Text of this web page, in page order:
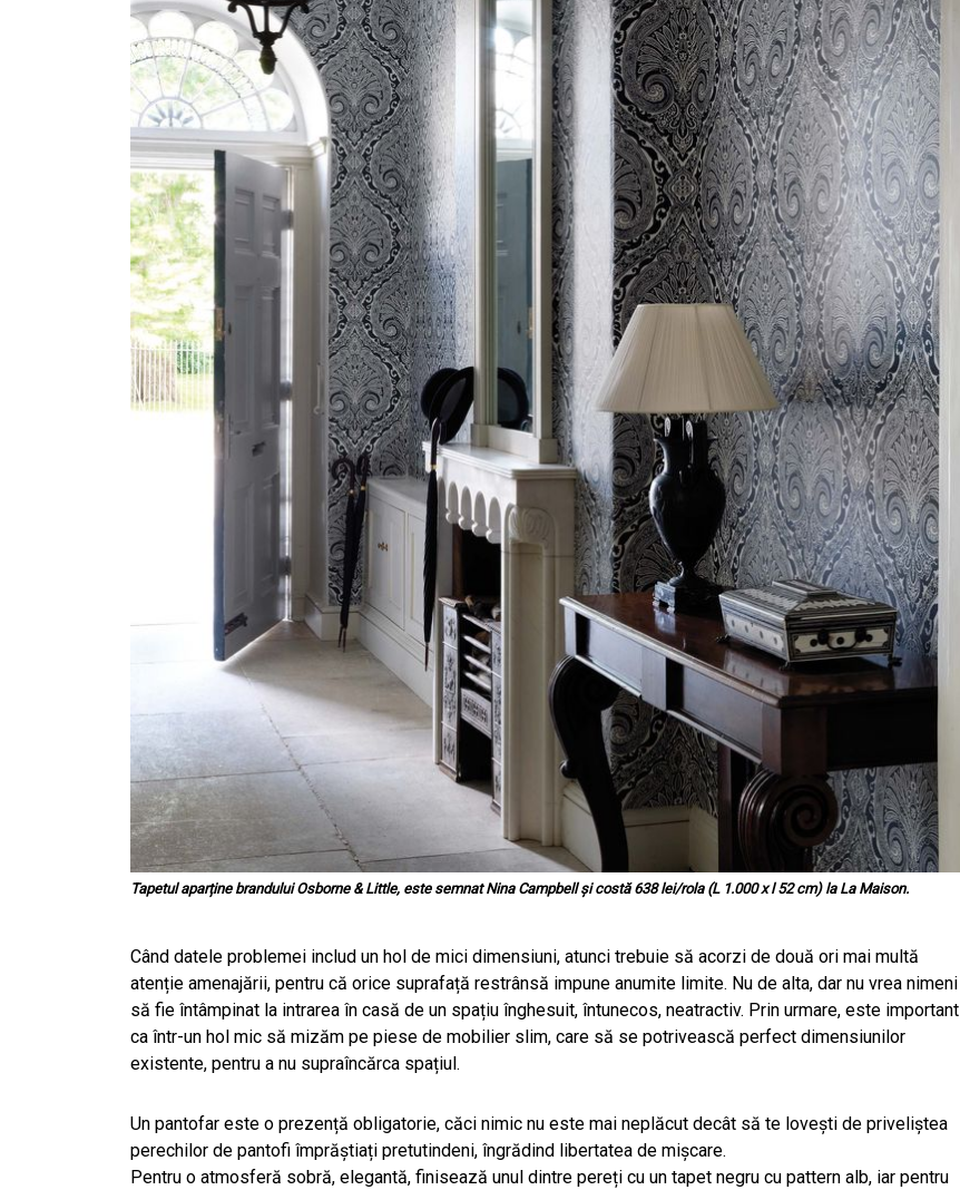
Tapetul aparține brandului Osborne & Little, este semnat Nina Campbell și costă 638 lei/rola (L 1.000 x l 52 cm) la La Maison.
Când datele problemei includ un hol de mici dimensiuni, atunci trebuie să acorzi de două ori mai multă
atenție amenajării, pentru că orice suprafață restrânsă impune anumite limite. Nu de alta, dar nu vrea nimeni
să fie întâmpinat la intrarea în casă de un spațiu înghesuit, întunecos, neatractiv. Prin urmare, este important
ca într-un hol mic să mizăm pe piese de mobilier slim, care să se potrivească perfect dimensiunilor
existente, pentru a nu supraîncărca spațiul.
Un pantofar este o prezență obligatorie, căci nimic nu este mai neplăcut decât să te lovești de priveliștea
perechilor de pantofi împrăștiați pretutindeni, îngrădind libertatea de mișcare.
Pentru o atmosferă sobră, elegantă, finisează unul dintre pereți cu un tapet negru cu pattern alb, iar pentru